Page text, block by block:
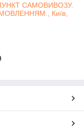
ПУНКТ САМОВИВОЗУ.
Київ,